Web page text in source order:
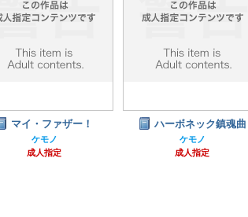
マイ・ファザー！
ケモノ
成人指定
ハーボネック鎮魂曲
ケモノ
成人指定